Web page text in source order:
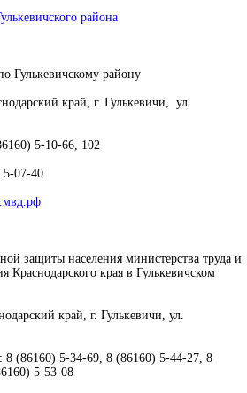
района
Гулькевичскому району
край, г. Гулькевичи, ул.
5-10-66, 102
5-07-40
защиты населения министерства труда и
Краснодарского края в Гулькевичском
край, г. Гулькевичи, ул.
8 (86160) 5-34-69, 8 (86160) 5-44-27, 8
5-53-08